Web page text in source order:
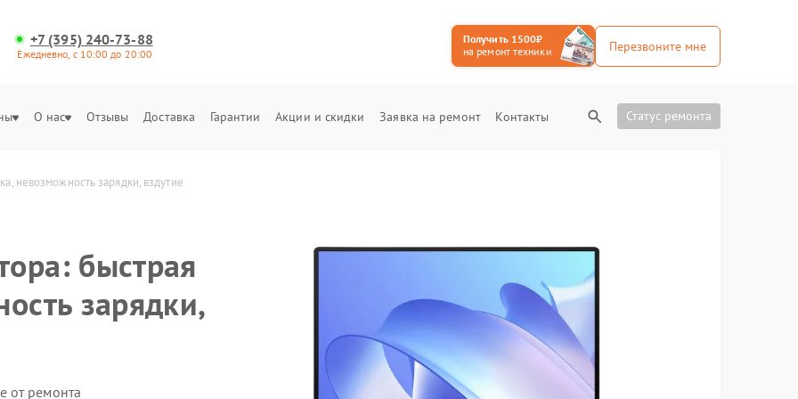
+7 (395) 240-73-88
Ежедневно, с 10:00 до 20:00
Получить 1500₽
на ремонт техники
Перезвоните мне
О нас Отзывы Доставка Гарантии Акции и скидки Заявка на ремонт Контакты Статус ремонта
невозможность зарядки, вздутие
быстрая
зарядки,
от ремонта